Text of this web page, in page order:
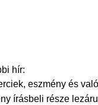
hír:
eszmény és
írásbeli része